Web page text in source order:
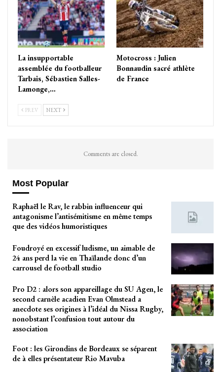
La insupportable
assemblée du footballeur
Tarbais, Sébastien Salles-
Lamonge,…
Motocross : Julien
Bonnaudin sacré athlète
de France
PREV NEXT
Comments are closed.
Most Popular
Raphaël le Rav, le rabbin influenceur qui
antagonisme l’antisémitisme en même temps
que des vidéos humoristiques
Foudroyé en excessif ludisme, un aimable de
24 ans perd la vie en Thaïlande donc d’un
carrousel de football studio
Pro D2 : alors son appareillage du SU Agen, le
second carnèle acadien Evan Olmstead a
anecdote ses origines à l’idéal du Nissa Rugby,
nonobstant l’confusion tout autour du
association
Foot : les Girondins de Bordeaux se séparent
de à elles présentateur Rio Mavuba